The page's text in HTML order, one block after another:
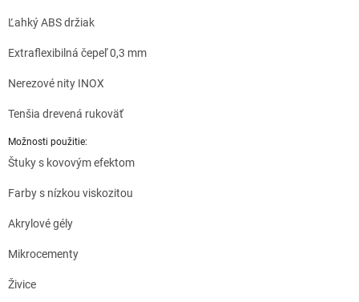
Ľahký ABS držiak
Extraflexibilná čepeľ 0,3 mm
Nerezové nity INOX
Tenšia drevená rukoväť
Možnosti použitie:
Štuky s kovovým efektom
Farby s nízkou viskozitou
Akrylové gély
Mikrocementy
Živice